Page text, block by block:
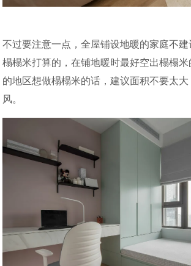
不过要注意一点，全屋铺设地暖的家庭不
榻榻米打算的，在铺地暖时最好空出榻榻
的地区想做榻榻米的话，建议面积不要太
风。